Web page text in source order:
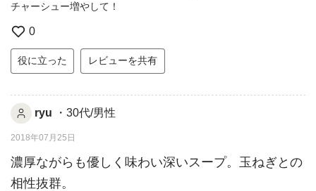
チャーシュー増やして！
0
役に立った レビューを共有
ryu ・30代/男性
2018年07月25日
濃厚ながらも優しく味わい深いスープ。玉ねぎとの
相性抜群。